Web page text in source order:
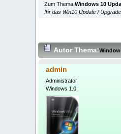
Zum ThemaWindows 10
Ihr das Win10 Update /
AutorThema:
admin
Administrator
Windows 1.0